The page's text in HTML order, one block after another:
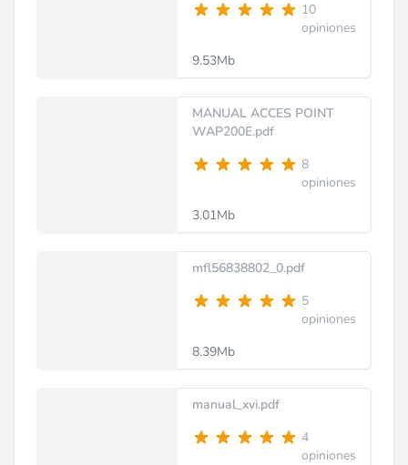
10
opiniones
9.53Mb
MANUAL ACCES POINT
WAP200E.pdf
8
opiniones
3.01Mb
mfl56838802_0.pdf
5
opiniones
8.39Mb
manual_xvi.pdf
4
opiniones